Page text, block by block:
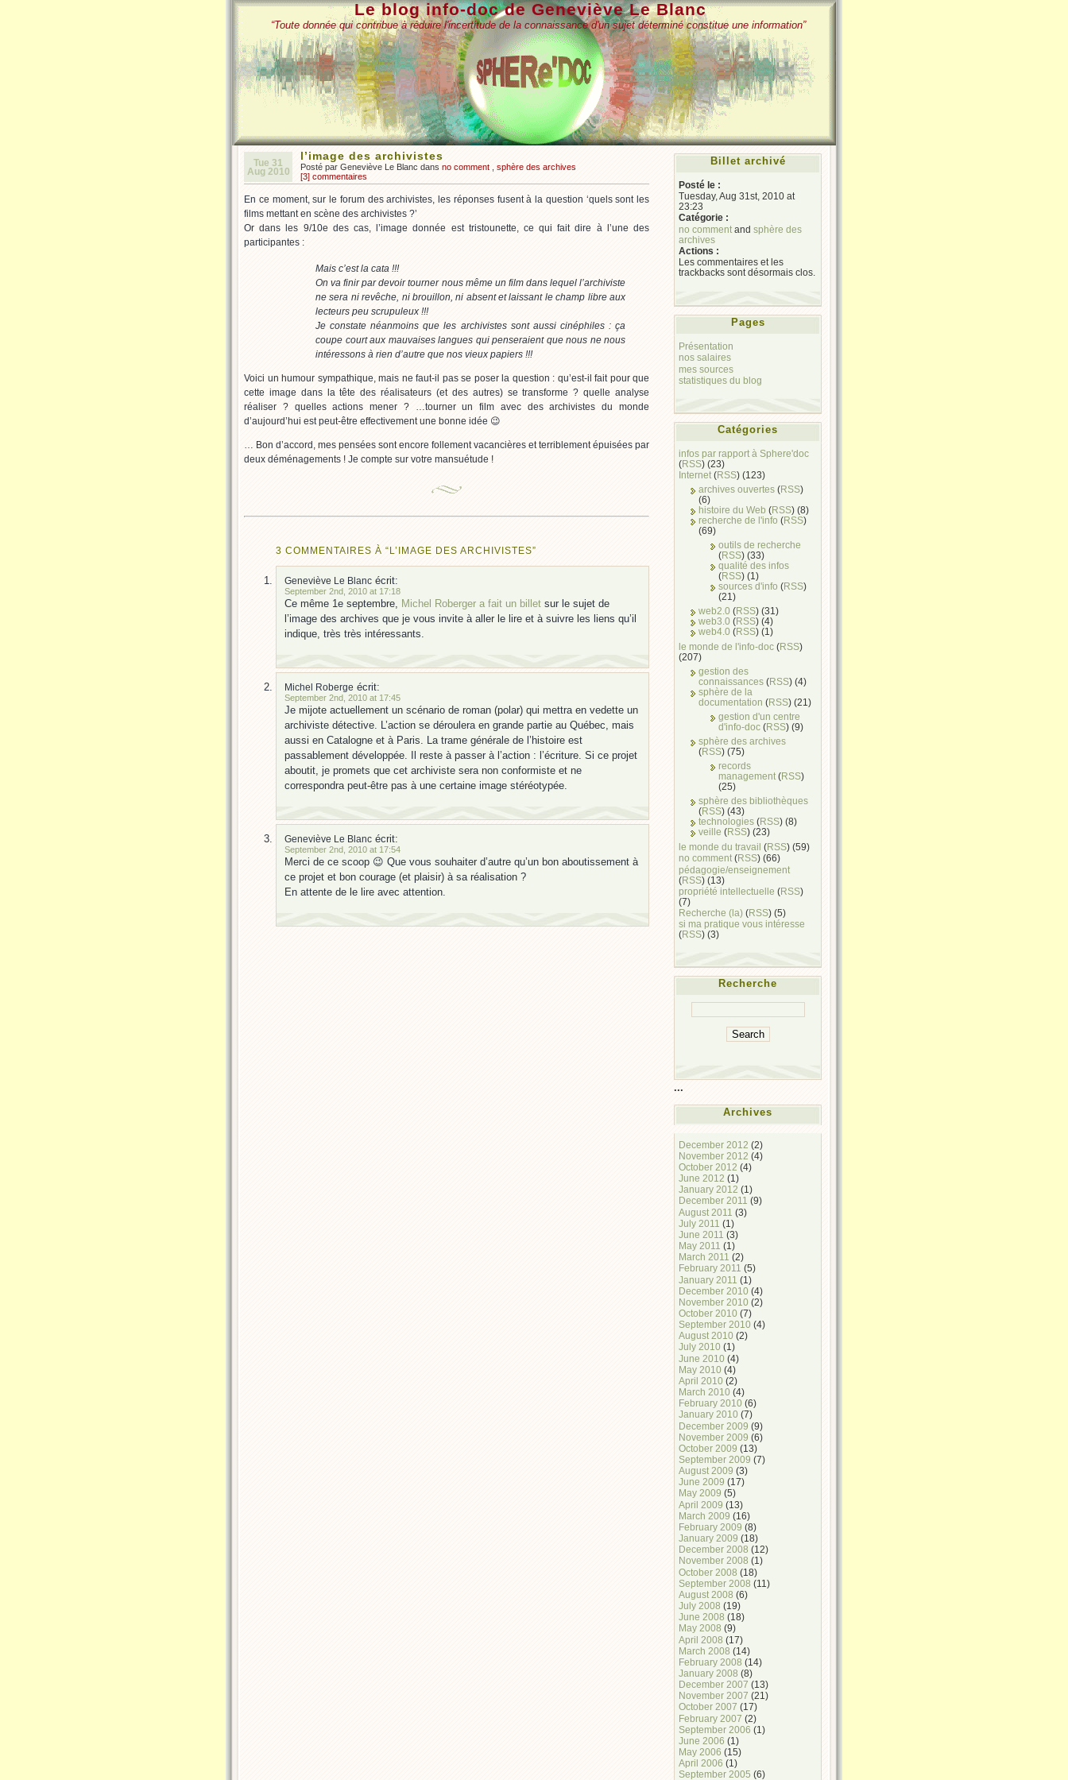
Le blog info-doc de Geneviève Le Blanc
“Toute donnée qui contribue à réduire l'incertitude de la connaissance d'un sujet déterminé constitue une information”
Tue 31
Aug 2010
l’image des archivistes
Posté par Geneviève Le Blanc dans no comment
sphère des archives
[3] commentaires
En ce moment, sur le forum des archivistes, les réponses fusent à la question ‘quels sont les
films mettant en scène des archivistes ?’
Or dans les 9/10e des cas, l’image donnée est tristounette, ce qui fait dire à l’une des
participantes :
Mais c’est la cata !!!
On va finir par devoir tourner nous même un film dans lequel l’archiviste
ne sera ni revêche, ni brouillon, ni absent et laissant le champ libre aux
lecteurs peu scrupuleux !!!
Je constate néanmoins que les archivistes sont aussi cinéphiles : ça
coupe court aux mauvaises langues qui penseraient que nous ne nous
intéressons à rien d’autre que nos vieux papiers !!!
Voici un humour sympathique, mais ne faut-il pas se poser la question : qu’est-il fait pour que
cette image dans la tête des réalisateurs (et des autres) se transforme ? quelle analyse
réaliser ? quelles actions mener ? …tourner un film avec des archivistes du monde
d’aujourd’hui est peut-être effectivement une bonne idée 😉
… Bon d’accord, mes pensées sont encore follement vacancières et terriblement épuisées par
deux déménagements ! Je compte sur votre mansuétude !
3 COMMENTAIRES À “L’IMAGE DES ARCHIVISTES”
Geneviève Le Blanc écrit:
September 2nd, 2010 at 17:18
Ce même 1e septembre, Michel Roberger a fait un billet sur le sujet de
l’image des archives que je vous invite à aller le lire et à suivre les liens qu’il
indique, très très intéressants.
Michel Roberge écrit:
September 2nd, 2010 at 17:45
Je mijote actuellement un scénario de roman (polar) qui mettra en vedette un
archiviste détective. L’action se déroulera en grande partie au Québec, mais
aussi en Catalogne et à Paris. La trame générale de l’histoire est
passablement développée. Il reste à passer à l’action : l’écriture. Si ce projet
aboutit, je promets que cet archiviste sera non conformiste et ne
correspondra peut-être pas à une certaine image stéréotypée.
Geneviève Le Blanc écrit:
September 2nd, 2010 at 17:54
Merci de ce scoop 😉 Que vous souhaiter d’autre qu’un bon aboutissement à
ce projet et bon courage (et plaisir) à sa réalisation ?
En attente de le lire avec attention.
Billet archivé
Posté le :
Tuesday, Aug 31st, 2010 at
23:23
Catégorie :
no comment and sphère des
archives
Actions :
Les commentaires et les
trackbacks sont désormais clos.
Pages
Présentation
nos salaires
mes sources
statistiques du blog
Catégories
infos par rapport à Sphere'doc
(RSS) (23)
Internet (RSS) (123)
archives ouvertes (RSS)
(6)
histoire du Web (RSS) (8)
recherche de l'info (RSS)
(69)
outils de recherche
(RSS) (33)
qualité des infos
(RSS) (1)
sources d'info (RSS)
(21)
web2.0 (RSS) (31)
web3.0 (RSS) (4)
web4.0 (RSS) (1)
le monde de l'info-doc (RSS)
(207)
gestion des
connaissances (RSS) (4)
sphère de la
documentation (RSS) (21)
gestion d'un centre
d'info-doc (RSS) (9)
sphère des archives
(RSS) (75)
records
management (RSS)
(25)
sphère des bibliothèques
(RSS) (43)
technologies (RSS) (8)
veille (RSS) (23)
le monde du travail (RSS) (59)
no comment (RSS) (66)
pédagogie/enseignement
(RSS) (13)
propriété intellectuelle (RSS)
(7)
Recherche (la) (RSS) (5)
si ma pratique vous intéresse
(RSS) (3)
Recherche
...
Archives
December 2012 (2)
November 2012 (4)
October 2012 (4)
June 2012 (1)
January 2012 (1)
December 2011 (9)
August 2011 (3)
July 2011 (1)
June 2011 (3)
May 2011 (1)
March 2011 (2)
February 2011 (5)
January 2011 (1)
December 2010 (4)
November 2010 (2)
October 2010 (7)
September 2010 (4)
August 2010 (2)
July 2010 (1)
June 2010 (4)
May 2010 (4)
April 2010 (2)
March 2010 (4)
February 2010 (6)
January 2010 (7)
December 2009 (9)
November 2009 (6)
October 2009 (13)
September 2009 (7)
August 2009 (3)
June 2009 (17)
May 2009 (5)
April 2009 (13)
March 2009 (16)
February 2009 (8)
January 2009 (18)
December 2008 (12)
November 2008 (1)
October 2008 (18)
September 2008 (11)
August 2008 (6)
July 2008 (19)
June 2008 (18)
May 2008 (9)
April 2008 (17)
March 2008 (14)
February 2008 (14)
January 2008 (8)
December 2007 (13)
November 2007 (21)
October 2007 (17)
February 2007 (2)
September 2006 (1)
June 2006 (1)
May 2006 (15)
April 2006 (1)
September 2005 (6)